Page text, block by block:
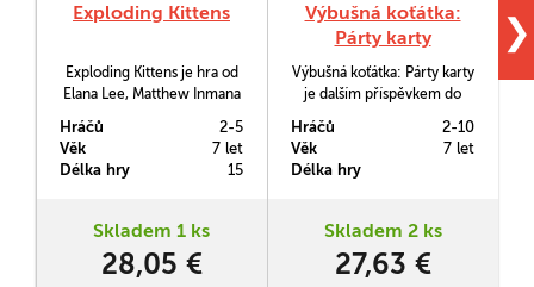
Exploding Kittens
Exploding Kittens je hra od
Elana Lee, Matthew Inmana
2015 změnila historii
kampaní, když na její vznik
Hráčů
2-5
Věk
7 let
Délka hry
15
Skladem 1 ks
28,05 €
Výbušná koťátka:
Párty karty
Výbušná koťátka: Párty karty
je dalším příspěvkem do
rulety. Krabička nejen, že
po otevření hraje (hudba
vážně sedne), ale ukrývá
Hráčů
2-10
Věk
7 let
Délka hry
Skladem 2 ks
27,63 €
❯